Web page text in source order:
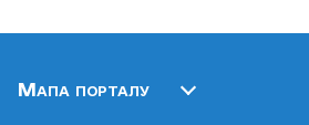
Мапа порталу